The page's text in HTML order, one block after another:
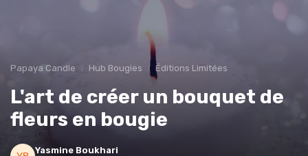
Papaya Candle Hub Bougies Éditions Limitées
L'art de créer un bouquet de
fleurs en bougie
Yasmine Boukhari